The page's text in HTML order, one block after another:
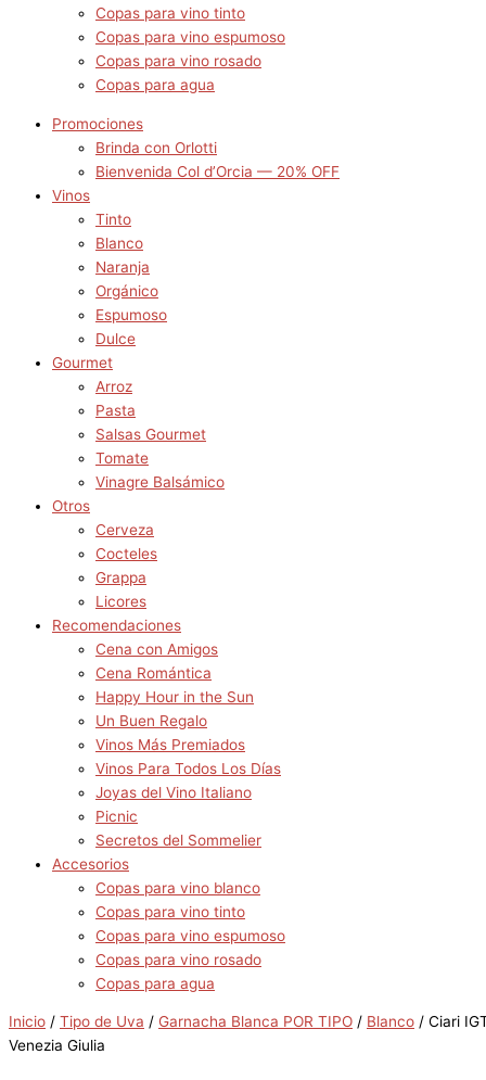
Copas para vino tinto
Copas para vino espumoso
Copas para vino rosado
Copas para agua
Promociones
Brinda con Orlotti
Bienvenida Col d’Orcia — 20% OFF
Vinos
Tinto
Blanco
Naranja
Orgánico
Espumoso
Dulce
Gourmet
Arroz
Pasta
Salsas Gourmet
Tomate
Vinagre Balsámico
Otros
Cerveza
Cocteles
Grappa
Licores
Recomendaciones
Cena con Amigos
Cena Romántica
Happy Hour in the Sun
Un Buen Regalo
Vinos Más Premiados
Vinos Para Todos Los Días
Joyas del Vino Italiano
Picnic
Secretos del Sommelier
Accesorios
Copas para vino blanco
Copas para vino tinto
Copas para vino espumoso
Copas para vino rosado
Copas para agua
Inicio / Tipo de Uva / Garnacha Blanca POR TIPO / Blanco / Ciari
Venezia Giulia